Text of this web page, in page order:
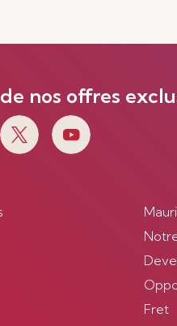
nos offres
Fret